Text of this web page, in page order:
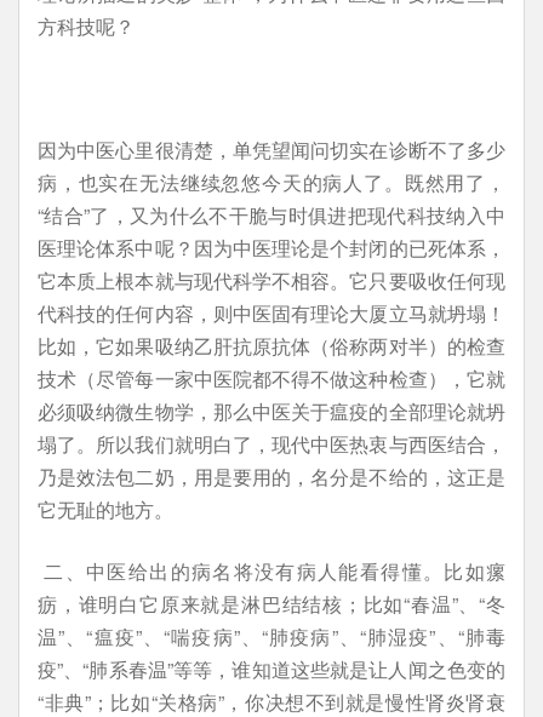
方科技呢？
因为中医心里很清楚，单凭望闻问切实在诊断不了多少
病，也实在无法继续忽悠今天的病人了。既然用了，
“结合”了，又为什么不干脆与时俱进把现代科技纳入中
医理论体系中呢？因为中医理论是个封闭的已死体系，
它本质上根本就与现代科学不相容。它只要吸收任何现
代科技的任何内容，则中医固有理论大厦立马就坍塌！
比如，它如果吸纳乙肝抗原抗体（俗称两对半）的检查
技术（尽管每一家中医院都不得不做这种检查），它就
必须吸纳微生物学，那么中医关于瘟疫的全部理论就坍
塌了。所以我们就明白了，现代中医热衷与西医结合，
乃是效法包二奶，用是要用的，名分是不给的，这正是
它无耻的地方。
二、中医给出的病名将没有病人能看得懂。比如瘰
疬，谁明白它原来就是淋巴结结核；比如“春温”、“冬
温”、“瘟疫”、“喘疫病”、“肺疫病”、“肺湿疫”、“肺毒
疫”、“肺系春温”等等，谁知道这些就是让人闻之色变的
“非典”；比如“关格病”，你决想不到就是慢性肾炎肾衰